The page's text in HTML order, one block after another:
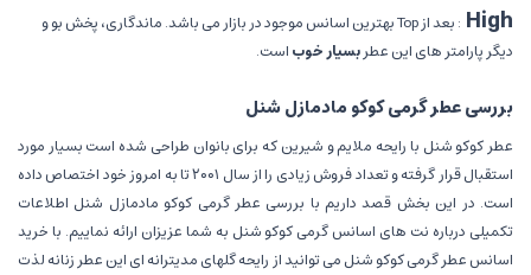
High
:بعد از
بهترین اسانس موجود در بازار می باشد. ماندگاری، پخش بو و
دیگر پارامتر های این عطربسیارخوباست.
بررسی عطر گرمی کوکو مادمازل شنل
عطر کوکو شنل با رایحه ملایم و شیرین که برای بانوان طراحی شده است بسیار مورد
استقبال قرار گرفته و تعداد فروش زیادی را از سال ۲۰۰۱ تا به امروز خود اختصاص داده
است. در این بخش قصد داریم با بررسی عطر گرمی کوکو مادمازل شنل اطلاعات
تکمیلی درباره نت های اسانس گرمی کوکو شنل به شما عزیزان ارائه نماییم. با خرید
اسانس عطر گرمی کوکو شنل می توانید از رایحه گلهای مدیترانه ای این عطر زنانه لذت